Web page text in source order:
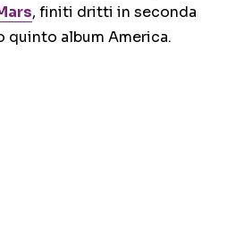
, finiti dritti in seconda
quinto album America.